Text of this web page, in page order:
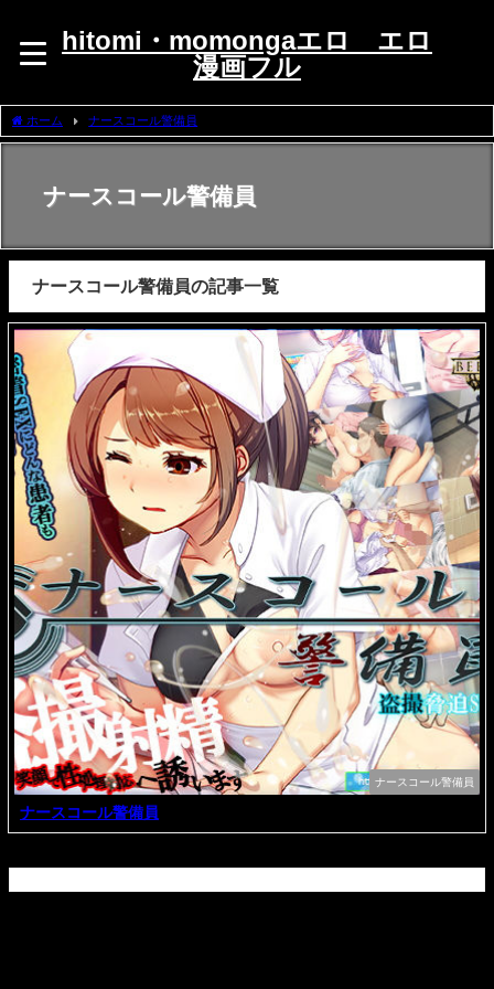
hitomi・momongaエロ エロ
漫画フル
ホーム ナースコール警備員
ナースコール警備員
ナースコール警備員の記事一覧
ナースコール警備員
ナースコール警備員